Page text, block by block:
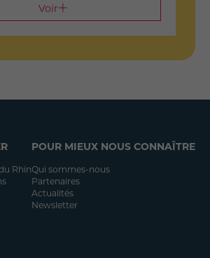
Voir
Rhin
POUR MIEUX NOUS CONNAÎTRE
Qui sommes-nous
Partenaires
Actualités
Newsletter